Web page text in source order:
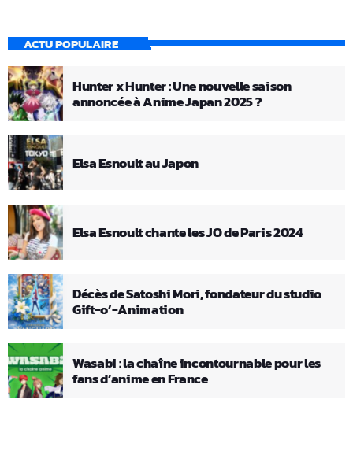
ACTU POPULAIRE
Hunter x Hunter : Une nouvelle saison
annoncée à Anime Japan 2025 ?
Elsa Esnoult au Japon
Elsa Esnoult chante les JO de Paris 2024
Décès de Satoshi Mori, fondateur du studio
Gift-o’-Animation
Wasabi : la chaîne incontournable pour les
fans d’anime en France